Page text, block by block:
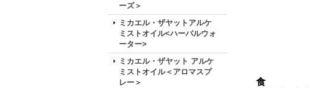
ーズ＞
ミカエル・ザヤットアルケ
ミストオイル<ハーバルウォ
ーター>
ミカエル・ザヤット アルケ
ミストオイル＜アロマスプ
レー＞
食